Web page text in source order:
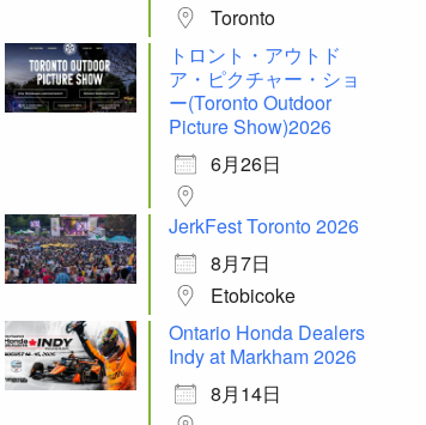
Toronto
トロント・アウトド
ア・ピクチャー・ショ
ー(Toronto Outdoor
Picture Show)2026
6月26日
JerkFest Toronto 2026
8月7日
Etobicoke
Ontario Honda Dealers
Indy at Markham 2026
8月14日